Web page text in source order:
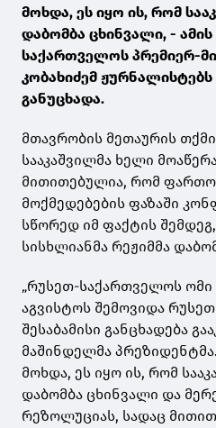
მოხდა, ეს იყო ის, რომ
დაბომბა ცხინვალი, - ამის
საქართველოს პრემიერ-
კობახიძემ
განუცხადა.
მთავრობის მეთაურის
სააკაშვილმა ხელი
მითითებულია, რომ
მოქმედებების ფაზაში
სწორედ იმ ფაქტის
სისხლიანმა რეჟიმმა
„რუსეთ-საქართველოს ომი
აგვისტოს შემოვიდა
შესაბამისი განცხადება
მაშინდელმა
მოხდა, ეს იყო ის, რომ
დაბომბა ცხინვალი და
რეზოლუციას, სადაც